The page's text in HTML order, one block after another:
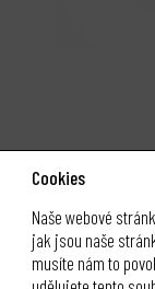
Cookies
Naše webové
jak jsou naše
musíte nám to